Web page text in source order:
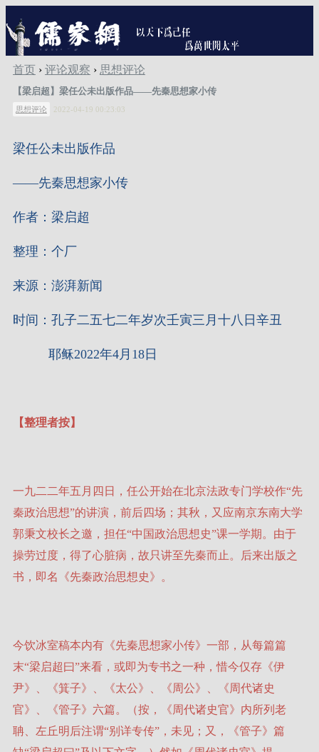
首页 › 评论观察 › 思想评论
【梁启超】梁任公未出版作品——先秦思想家小传
思想评论 2022-04-19 00:23:03
梁任公未出版作品
——先秦思想家小传
作者：梁启超
整理：个厂
来源：澎湃新闻
时间：孔子二五七二年岁次壬寅三月十八日辛丑
耶稣2022年4月18日
【整理者按】
一九二二年五月四日，任公开始在北京法政专门学校作“先
秦政治思想”的讲演，前后四场；其秋，又应南京东南大学
郭秉文校长之邀，担任“中国政治思想史”课一学期。由于
操劳过度，得了心脏病，故只讲至先秦而止。后来出版之
书，即名《先秦政治思想史》。
今饮冰室稿本内有《先秦思想家小传》一部，从每篇篇
末“梁启超曰”来看，或即为专书之一种，惜今仅存《伊
尹》、《箕子》、《太公》、《周公》、《周代诸史
官》、《管子》六篇。（按，《周代诸史官》内所列老
聃、左丘明后注谓“别详专传”，未见；又，《管子》篇